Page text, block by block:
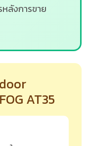
หลังการขาย
AT35